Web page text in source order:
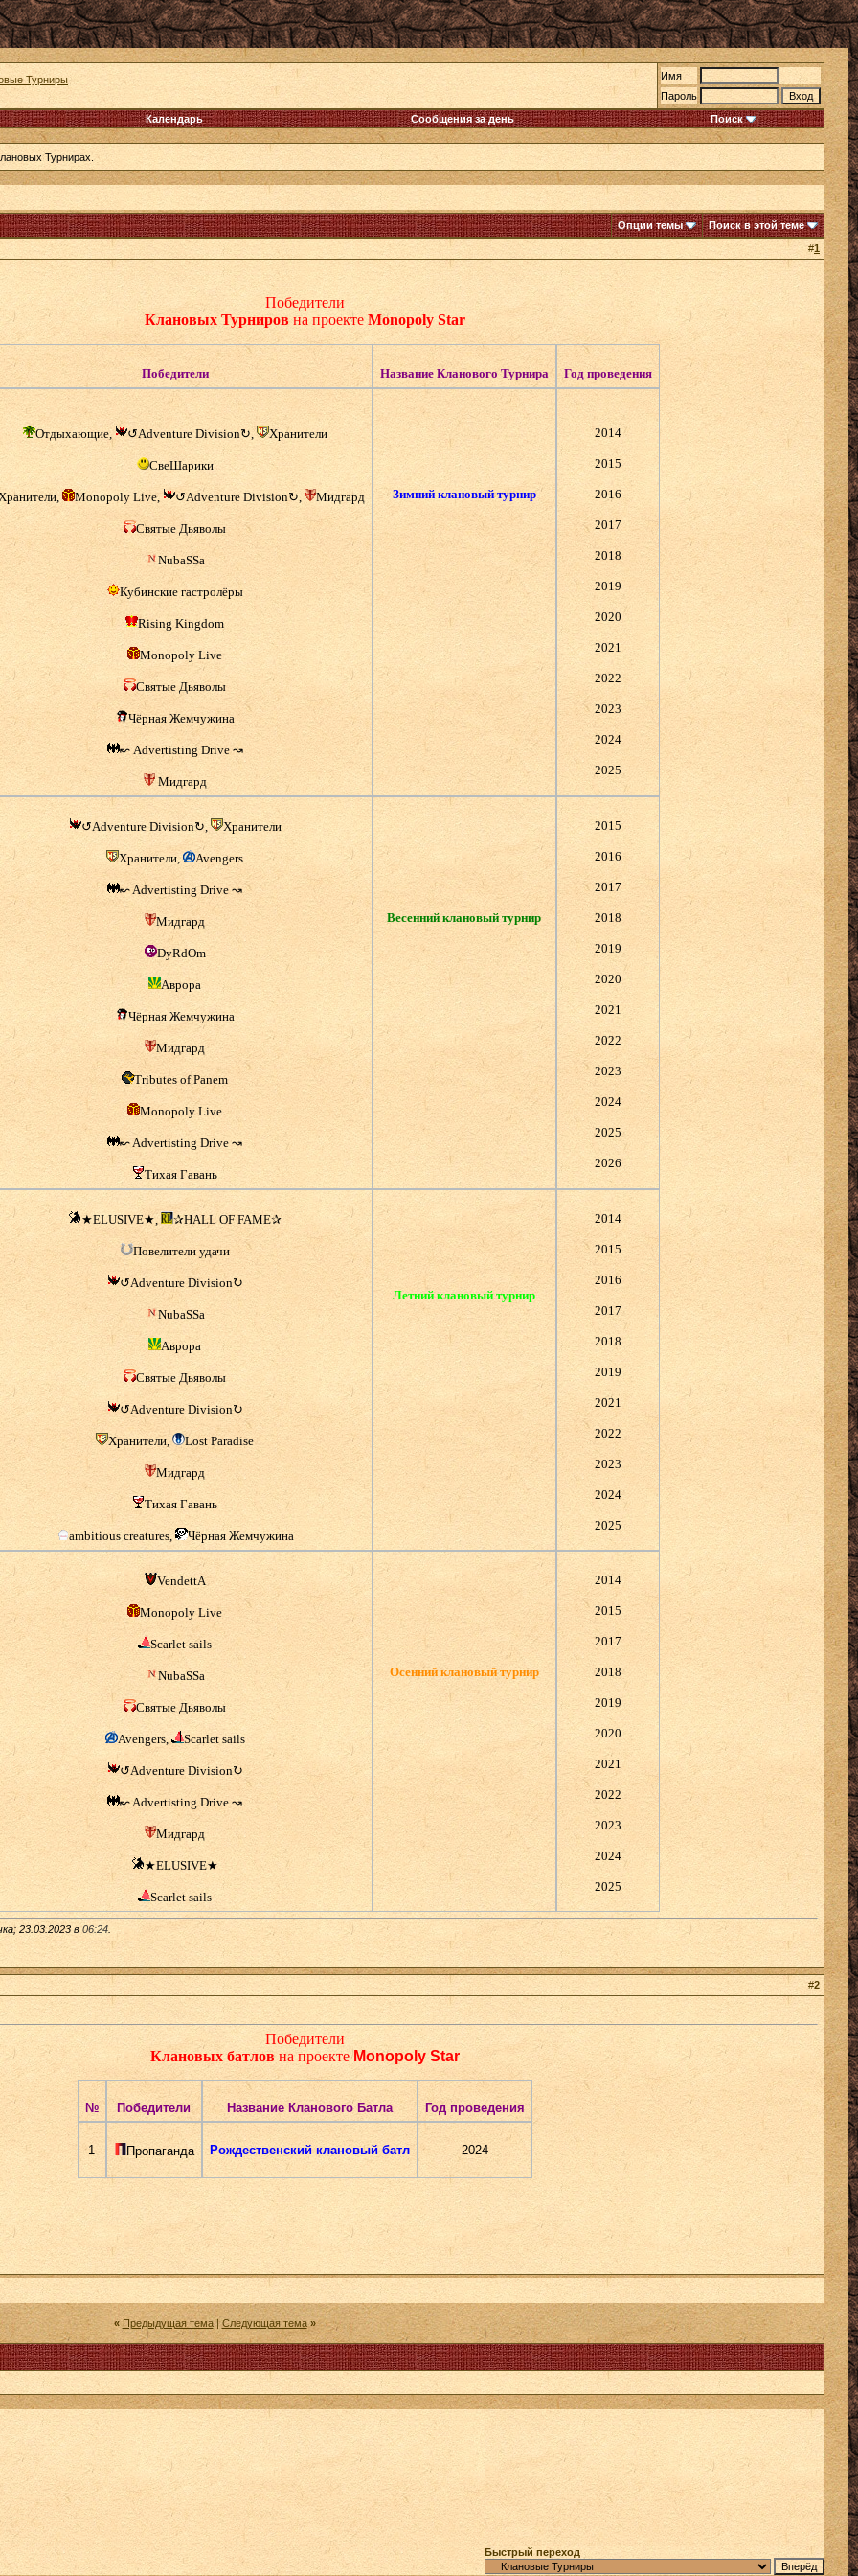
Турниры
Имя
Пароль
Календарь
Сообщения за день Поиск
Турнирах.
Опции темы
Поиск в этой теме
#1
Победители
Клановых Турниров на проектеMonopoly Star
Победители Название Кланового Турнира Год проведения
Отдыхающие, ↺Adventure Division↻, Хранители
СвеШарики
Monopoly Live, ↺Adventure Division↻, Мидгард
Святые Дьяволы
NubaSSa
Кубинские гастролёры
Rising Kingdom
Monopoly Live
Святые Дьяволы
Чёрная Жемчужина
↜ Advertisting Drive ↝
Мидгард
Зимний клановый турнир
2014
2015
2016
2017
2018
2019
2020
2021
2022
2023
2024
2025
↺Adventure Division↻, Хранители
Хранители, Avengers
↜ Advertisting Drive ↝
Мидгард
DyRdOm
Аврора
Чёрная Жемчужина
Мидгард
Tributes of Panem
Monopoly Live
↜ Advertisting Drive ↝
Тихая Гавань
Весенний клановый турнир
2015
2016
2017
2018
2019
2020
2021
2022
2023
2024
2025
2026
★ELUSIVE★, ✰HALL OF FAME✰
Повелители удачи
↺Adventure Division↻
NubaSSa
Аврора
Святые Дьяволы
↺Adventure Division↻
Хранители, Lost Paradise
Мидгард
Тихая Гавань
ambitious creatures, Чёрная Жемчужина
Летний клановый турнир
2014
2015
2016
2017
2018
2019
2021
2022
2023
2024
2025
VendettA
Monopoly Live
Scarlet sails
NubaSSa
Святые Дьяволы
Avengers, Scarlet sails
↺Adventure Division↻
↜ Advertisting Drive ↝
Мидгард
★ELUSIVE★
Scarlet sails
Осенний клановый турнир
2014
2015
2017
2018
2019
2020
2021
2022
2023
2024
2025
23.03.2023 в 06:24
#2
Победители
Клановых батловна проектеMonopoly Star
№ Победители Название Кланового Батла Год проведения
1 Пропаганда Рождественский клановый батл 2024
« Предыдущая тема|Следующая тема »
Быстрый переход